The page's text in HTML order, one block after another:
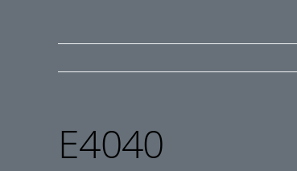
E4040